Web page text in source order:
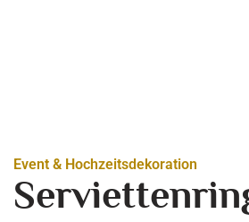
Event & Hochzeitsdekoration